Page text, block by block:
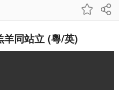
同站立 (粵/英)